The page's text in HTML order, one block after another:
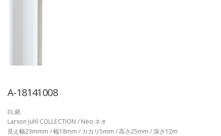
A-18141008
白,銀
Larson Juhl COLLECTION / Neo ネオ
見え幅23mmm / 幅18mm / カカリ5mm / 高さ25mm / 深さ12m